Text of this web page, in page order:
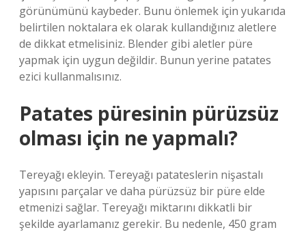
görünümünü kaybeder. Bunu önlemek için yukarıda
belirtilen noktalara ek olarak kullandığınız aletlere
de dikkat etmelisiniz. Blender gibi aletler püre
yapmak için uygun değildir. Bunun yerine patates
ezici kullanmalısınız.
Patates püresinin pürüzsüz
olması için ne yapmalı?
Tereyağı ekleyin. Tereyağı patateslerin nişastalı
yapısını parçalar ve daha pürüzsüz bir püre elde
etmenizi sağlar. Tereyağı miktarını dikkatli bir
şekilde ayarlamanız gerekir. Bu nedenle, 450 gram